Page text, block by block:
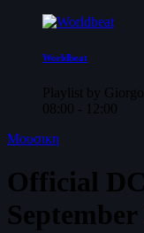
Worldbeat
Playlist by
08:00 - 12:00
Μουσικη
Official
September